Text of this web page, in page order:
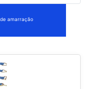
amarração